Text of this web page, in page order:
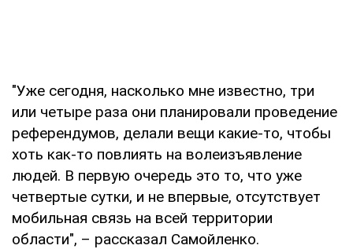
"Уже сегодня, насколько мне известно, три
или четыре раза они планировали проведение
референдумов, делали вещи какие-то, чтобы
хоть как-то повлиять на волеизъявление
людей. В первую очередь это то, что уже
четвертые сутки, и не впервые, отсутствует
мобильная связь на всей территории
области", – рассказал Самойленко.